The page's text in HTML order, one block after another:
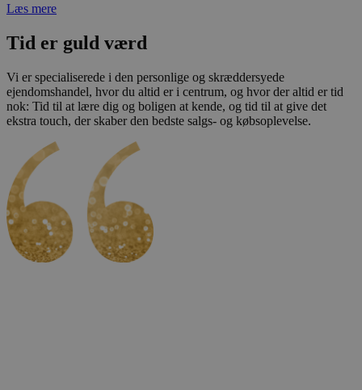
Læs mere
Tid er guld værd
Vi er specialiserede i den personlige og skræddersyede
ejendomshandel, hvor du altid er i centrum, og hvor der altid er tid
nok: Tid til at lære dig og boligen at kende, og tid til at give det
ekstra touch, der skaber den bedste salgs- og købsoplevelse.